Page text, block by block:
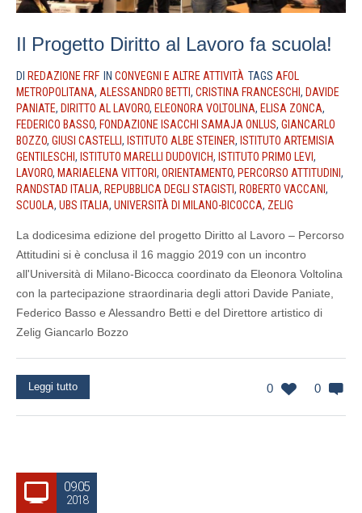
Il Progetto Diritto al Lavoro fa scuola!
DI REDAZIONE FRF IN CONVEGNI E ALTRE ATTIVITÀ TAGS AFOL
METROPOLITANA, ALESSANDRO BETTI, CRISTINA FRANCESCHI , DAVIDE
PANIATE, DIRITTO AL LAVORO, ELEONORA VOLTOLINA, ELISA ZONCA,
FEDERICO BASSO, FONDAZIONE ISACCHI SAMAJA ONLUS, GIANCARLO
BOZZO, GIUSI CASTELLI, ISTITUTO ALBE STEINER, ISTITUTO ARTEMISIA
GENTILESCHI , ISTITUTO MARELLI DUDOVICH, ISTITUTO PRIMO LEVI,
LAVORO, MARIAELENA VITTORI, ORIENTAMENTO, PERCORSO ATTITUDINI ,
RANDSTAD ITALIA, REPUBBLICA DEGLI STAGISTI, ROBERTO VACCANI ,
SCUOLA, UBS ITALIA, UNIVERSITÀ DI MILANO-BICOCCA, ZELIG
La dodicesima edizione del progetto Diritto al Lavoro – Percorso
Attitudini si è conclusa il 16 maggio 2019 con un incontro
all'Università di Milano-Bicocca coordinato da Eleonora Voltolina
con la partecipazione straordinaria degli attori Davide Paniate,
Federico Basso e Alessandro Betti e del Direttore artistico di
Zelig Giancarlo Bozzo
0 0
Leggi tutto
09.05
2018